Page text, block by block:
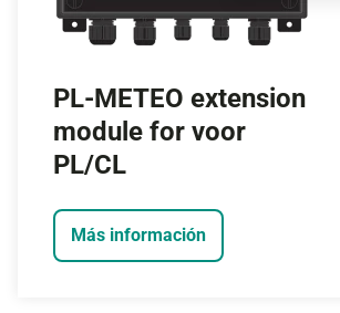
PL-METEO extension
module for voor
PL/CL ​
Más información